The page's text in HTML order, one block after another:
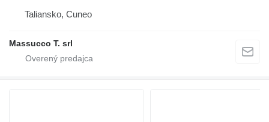
Taliansko, Cuneo
Massucco T. srl